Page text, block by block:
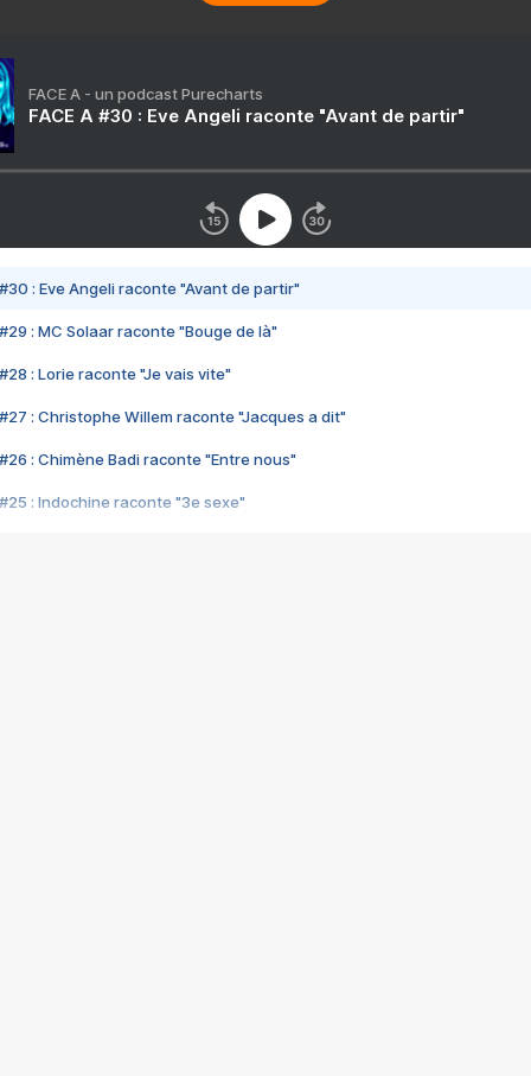
FACE A - un podcast Purecharts
FACE A #30 : Eve Angeli raconte "Avant de partir"
#30 : Eve Angeli raconte "Avant de partir"
#29 : MC Solaar raconte "Bouge de là"
#28 : Lorie raconte "Je vais vite"
#27 : Christophe Willem raconte "Jacques a dit"
#26 : Chimène Badi raconte "Entre nous"
#25 : Indochine raconte "3e sexe"